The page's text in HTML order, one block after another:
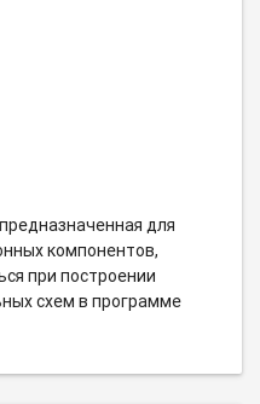
для
компонентов,
при построении
схем в программе